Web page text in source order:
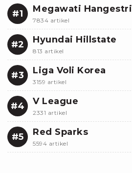
#1 Megawati Hangestri
7834 artikel
#2 Hyundai Hillstate
813 artikel
#3 Liga Voli Korea
3159 artikel
#4 V League
2331 artikel
#5 Red Sparks
5594 artikel